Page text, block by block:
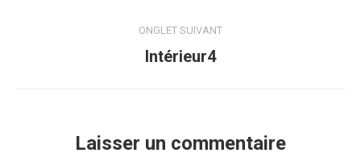
commentaireONGLET SUIVANT
Projets
Intérieur4
Laisser un commentaire